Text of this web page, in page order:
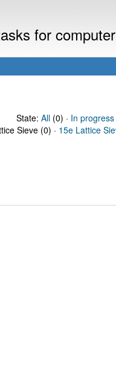
for
State: All(0) · In progress
Sieve (0) · 15e Lattice